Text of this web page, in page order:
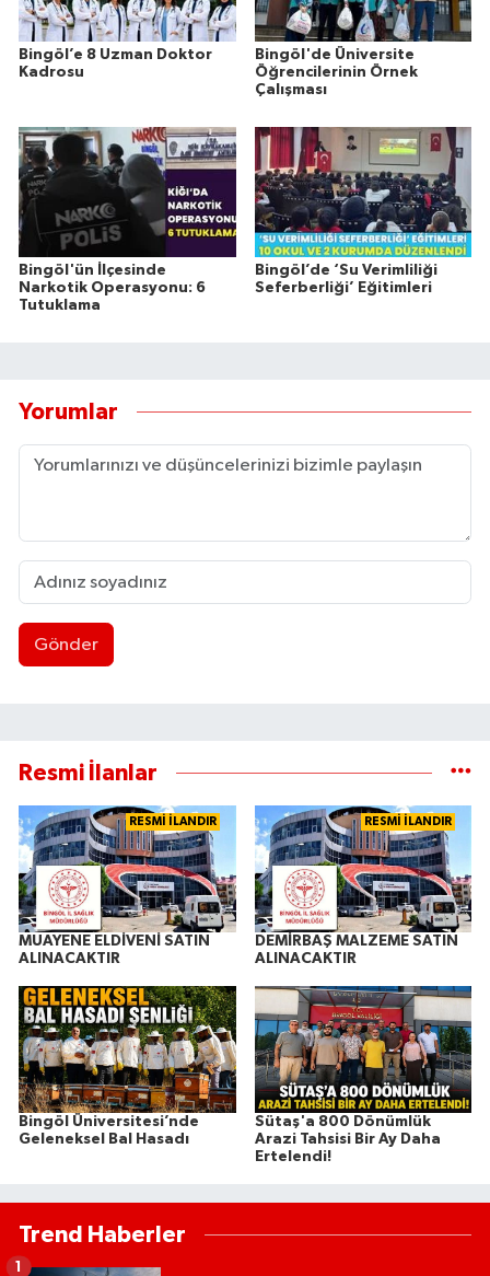
Bingöl’e 8 Uzman Doktor
Kadrosu
Bingöl'de Üniversite
Öğrencilerinin Örnek
Çalışması
Bingöl'ün İlçesinde
Narkotik Operasyonu: 6
Tutuklama
Bingöl’de ‘Su Verimliliği
Seferberliği’ Eğitimleri
Yorumlar
Gönder
Resmi İlanlar
RESMİ İLANDIR
MUAYENE ELDİVENİ SATIN
ALINACAKTIR
RESMİ İLANDIR
DEMİRBAŞ MALZEME SATIN
ALINACAKTIR
Bingöl Üniversitesi’nde
Geleneksel Bal Hasadı
Sütaş'a 800 Dönümlük
Arazi Tahsisi Bir Ay Daha
Ertelendi!
Trend Haberler
1